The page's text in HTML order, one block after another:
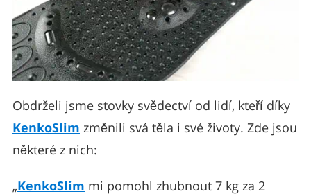
Obdrželi jsme stovky svědectví od lidí, kteří díky
KenkoSlim změnili svá těla i své životy. Zde jsou
některé z nich:
„KenkoSlim mi pomohl zhubnout 7 kg za 2